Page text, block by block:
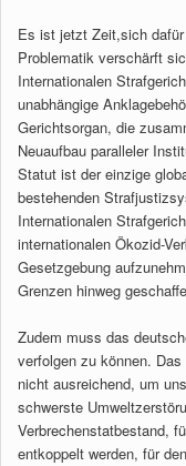
Es ist jetzt Zeit,sich
Problematik verschärft
Internationalen
unabhängige
Gerichtsorgan, die
Neuaufbau paralleler
Statut ist der einzige
bestehenden
Internationalen
internationalen Ökozid-
Gesetzgebung
Grenzen hinweg
Zudem muss das
verfolgen zu können.
nicht ausreichend, um
schwerste
Verbrechenstatbestand,
entkoppelt werden, für